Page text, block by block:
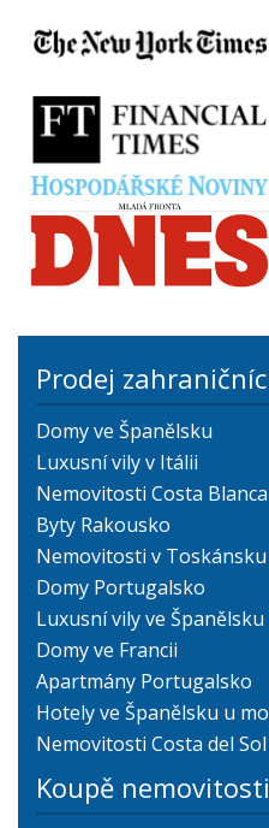
Prodej
Domy ve Španělsku
Luxusní vily v Itálii
Nemovitosti Costa Blanca
Byty Rakousko
Nemovitosti v Toskánsku
Domy Portugalsko
Luxusní vily ve Španělsku
Domy ve Francii
Apartmány Portugalsko
Hotely ve Španělsku u
Nemovitosti Costa del Sol
Koupě